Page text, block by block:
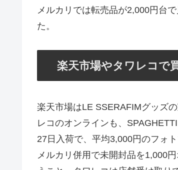
メルカリでは転売品が2,000円台
た。
楽天市場やタワレコで
楽天市場はLE SSERAFIMグッズ
レコのオンラインも、
27日入荷で、平均3,000円のフォ
メルカリ併用で未開封品を1,000